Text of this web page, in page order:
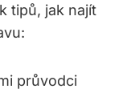
tipů, jak najít
průvodci